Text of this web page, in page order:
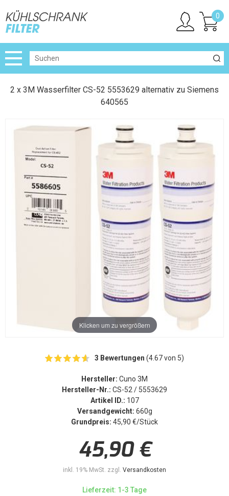
0
2 x 3M Wasserfilter CS-52 5553629 alternativ zu Siemens
640565
Klicken um zu vergrößern
3 Bewertungen (4.67 von 5)
Hersteller: Cuno 3M
Hersteller-Nr.: CS-52 / 5553629
Artikel ID.: 107
Versandgewicht: 660g
Grundpreis: 45,90 €/Stück
45,90 €
inkl. 19% MwSt. zzgl. Versandkosten
Lieferzeit: 1-3 Tage